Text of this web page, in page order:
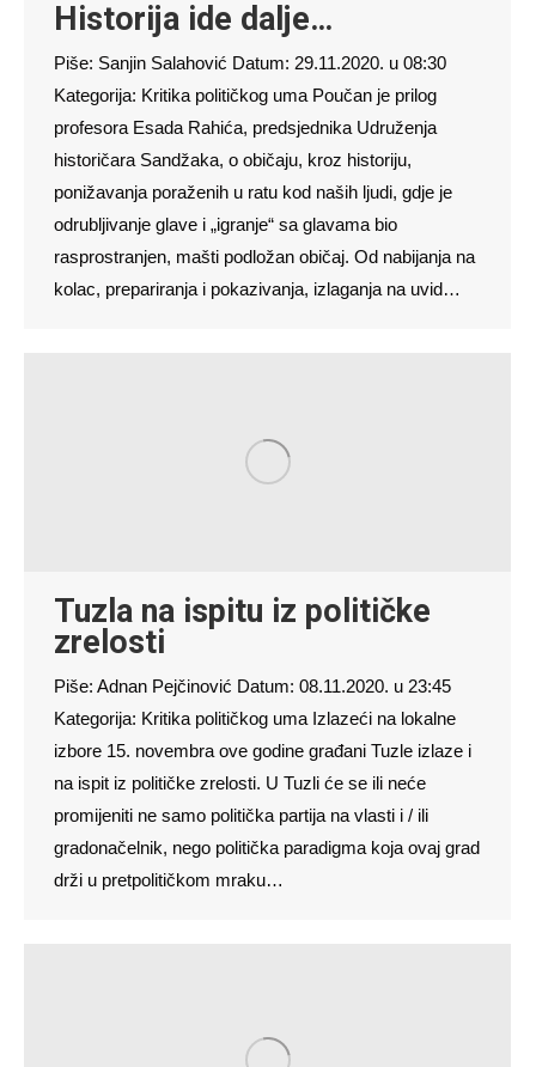
Historija ide dalje…
Piše: Sanjin Salahović Datum: 29.11.2020. u 08:30
Kategorija: Kritika političkog uma Poučan je prilog
profesora Esada Rahića, predsjednika Udruženja
historičara Sandžaka, o običaju, kroz historiju,
ponižavanja poraženih u ratu kod naših ljudi, gdje je
odrubljivanje glave i „igranje“ sa glavama bio
rasprostranjen, mašti podložan običaj. Od nabijanja na
kolac, prepariranja i pokazivanja, izlaganja na uvid…
Tuzla na ispitu iz političke
zrelosti
Piše: Adnan Pejčinović Datum: 08.11.2020. u 23:45
Kategorija: Kritika političkog uma Izlazeći na lokalne
izbore 15. novembra ove godine građani Tuzle izlaze i
na ispit iz političke zrelosti. U Tuzli će se ili neće
promijeniti ne samo politička partija na vlasti i / ili
gradonačelnik, nego politička paradigma koja ovaj grad
drži u pretpolitičkom mraku…